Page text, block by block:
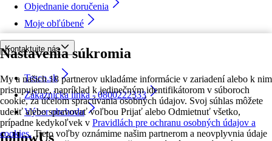
Nastavenia súkromia
My a našich 18 partnerov ukladáme informácie v zariadení alebo k nim
pristupujeme, napríklad k jedinečným identifikátorom v súboroch
cookie, za účelom spracúvania osobných údajov. Svoj súhlas môžete
udeliť alebo spravovať voľbou Prijať alebo Odmietnuť všetko,
prípadne kedykoľvek v Pravidlách pre ochranu osobných údajov a
cookies. Tieto voľby oznámime našim partnerom a neovplyvnia údaje
Objednanie doručenia
Moje obľúbené
Kontaktujte nás
Tesco.sk
Zákaznícka linka - 0800222333
Výber obchodu
followUs